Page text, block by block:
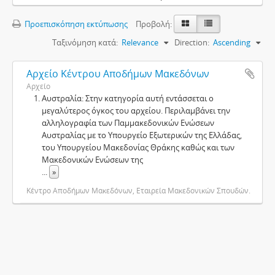
Προεπισκόπηση εκτύπωσης
Προβολή:
Ταξινόμηση κατά: Relevance Direction: Ascending
Αρχείο Κέντρου Αποδήμων Μακεδόνων
Αρχείο
Αυστραλία: Στην κατηγορία αυτή εντάσσεται ο
μεγαλύτερος όγκος του αρχείου. Περιλαμβάνει την
αλληλογραφία των Παμμακεδονικών Ενώσεων
Αυστραλίας με το Υπουργείο Εξωτερικών της Ελλάδας,
του Υπουργείου Μακεδονίας Θράκης καθώς και των
Μακεδονικών Ενώσεων της
... »
Κέντρο Αποδήμων Μακεδόνων, Εταιρεία Μακεδονικών Σπουδών.